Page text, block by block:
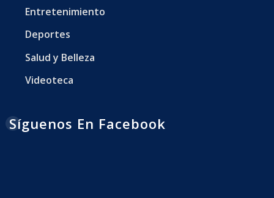
Entretenimiento
Deportes
Salud y Belleza
Videoteca
Síguenos En Facebook